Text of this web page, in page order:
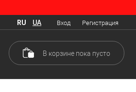
Вход Регистрация
RU UA
В корзине пока пусто